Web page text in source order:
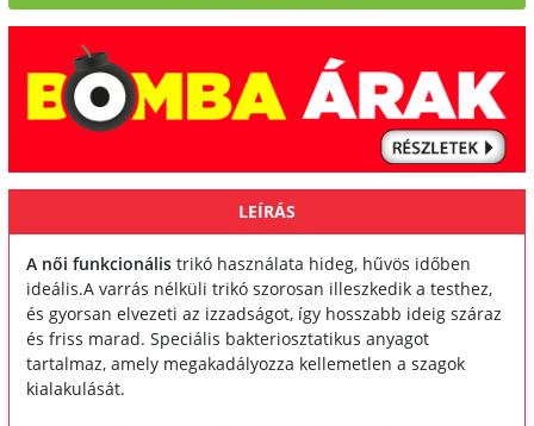
LEÍRÁS
A női funkcionális trikó használata hideg, hűvös időben
ideális.A varrás nélküli trikó szorosan illeszkedik a testhez,
és gyorsan elvezeti az izzadságot, így hosszabb ideig száraz
és friss marad. Speciális bakteriosztatikus anyagot
tartalmaz, amely megakadályozza kellemetlen a szagok
kialakulását.